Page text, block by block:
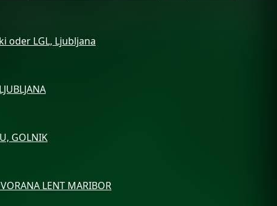
oder LGL, Ljubljana
GOLNIK
LENT MARIBOR